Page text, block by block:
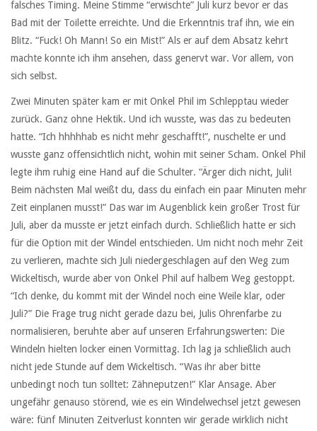
falsches Timing. Meine Stimme “erwischte” Juli kurz bevor er das
Bad mit der Toilette erreichte. Und die Erkenntnis traf ihn, wie ein
Blitz. “Fuck! Oh Mann! So ein Mist!” Als er auf dem Absatz kehrt
machte konnte ich ihm ansehen, dass genervt war. Vor allem, von
sich selbst.
Zwei Minuten später kam er mit Onkel Phil im Schlepptau wieder
zurück. Ganz ohne Hektik. Und ich wusste, was das zu bedeuten
hatte. “Ich hhhhhab es nicht mehr geschafft!”, nuschelte er und
wusste ganz offensichtlich nicht, wohin mit seiner Scham. Onkel Phil
legte ihm ruhig eine Hand auf die Schulter. “Ärger dich nicht, Juli!
Beim nächsten Mal weißt du, dass du einfach ein paar Minuten mehr
Zeit einplanen musst!” Das war im Augenblick kein großer Trost für
Juli, aber da musste er jetzt einfach durch. Schließlich hatte er sich
für die Option mit der Windel entschieden. Um nicht noch mehr Zeit
zu verlieren, machte sich Juli niedergeschlagen auf den Weg zum
Wickeltisch, wurde aber von Onkel Phil auf halbem Weg gestoppt.
“Ich denke, du kommt mit der Windel noch eine Weile klar, oder
Juli?” Die Frage trug nicht gerade dazu bei, Julis Ohrenfarbe zu
normalisieren, beruhte aber auf unseren Erfahrungswerten: Die
Windeln hielten locker einen Vormittag. Ich lag ja schließlich auch
nicht jede Stunde auf dem Wickeltisch. “Was ihr aber bitte
unbedingt noch tun solltet: Zähneputzen!” Klar Ansage. Aber
ungefähr genauso störend, wie es ein Windelwechsel jetzt gewesen
wäre: fünf Minuten Zeitverlust konnten wir gerade wirklich nicht